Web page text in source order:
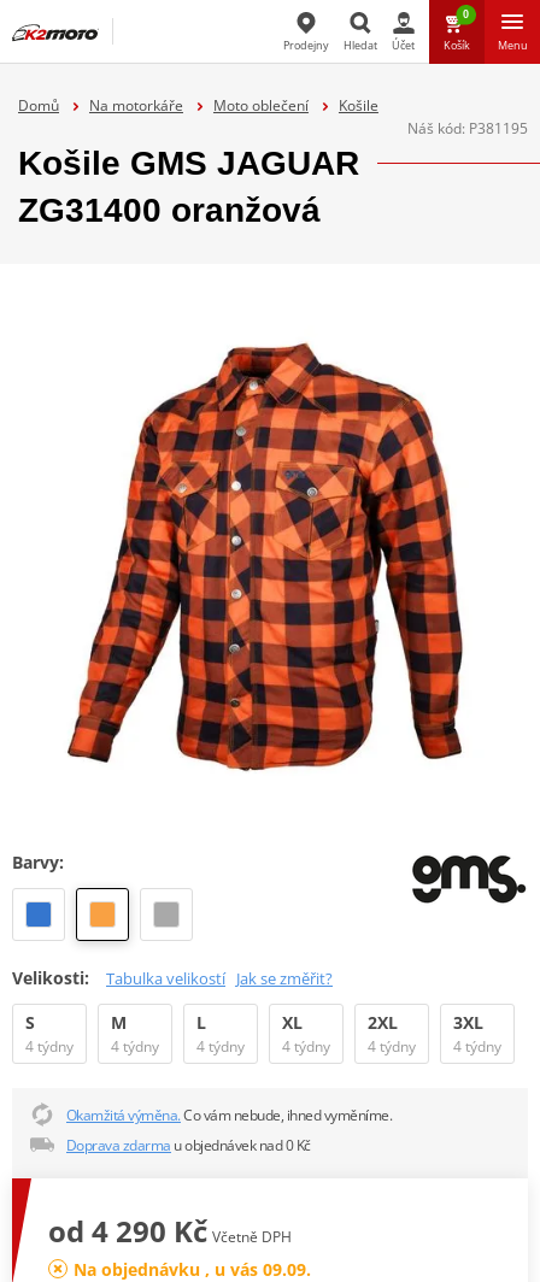
Prodejny Hledat Účet
0
Košík Menu
Domů Na motorkáře Moto oblečení
Košile
Náš kód: P381195
Košile GMS JAGUAR
ZG31400 oranžová
Barvy:
Velikosti: Tabulka velikostí Jak se změřit?
S
4 týdny
M
4 týdny
L
4 týdny
XL
4 týdny
2XL
4 týdny
3XL
4 týdny
Okamžitá výměna.Co vám nebude, ihned vyměníme.
Doprava zdarma u objednávek nad 0 Kč
od 4 290 Kč Včetně DPH
Na objednávku , u vás 09.09.